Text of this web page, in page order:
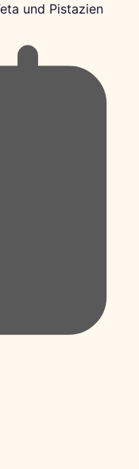
und Pistazien